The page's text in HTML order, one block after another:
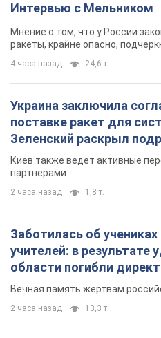
Интервью с Мельником
Мнение о том, что у России
ракеты, крайне опасно,
4 часа назад 24,6 т.
Украина заключила
поставке ракет для
Зеленский раскрыл
Киев также ведет активные
партнерами
2 часа назад 1,8 т.
Заботилась об
учителей: в результате
области погибли
муж и внук
Вечная память жертвам
2 часа назад 13,3 т.